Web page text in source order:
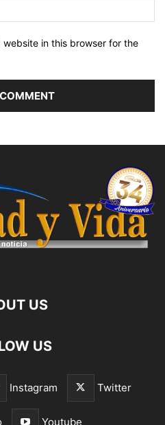
website in this browser for the
US
US
Instagram Twitter
Youtube